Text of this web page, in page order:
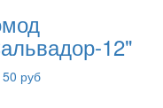
12"
руб